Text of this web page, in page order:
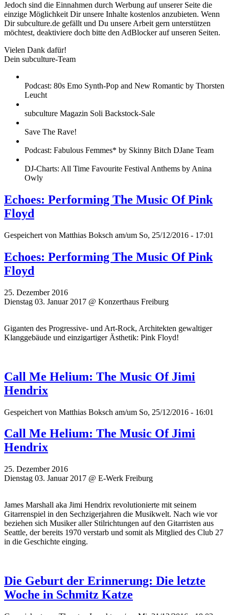
Jedoch sind die Einnahmen durch Werbung auf unserer Seite die
einzige Möglichkeit Dir unsere Inhalte kostenlos anzubieten. Wenn
Dir subculture.de gefällt und Du unsere Arbeit gern unterstützen
möchtest, deaktiviere doch bitte den AdBlocker auf unseren Seiten.
Vielen Dank dafür!
Dein subculture-Team
Podcast: 80s Emo Synth-Pop and New Romantic by Thorsten
Leucht
subculture Magazin Soli Backstock-Sale
Save The Rave!
Podcast: Fabulous Femmes* by Skinny Bitch DJane Team
DJ-Charts: All Time Favourite Festival Anthems by Anina
Owly
Echoes: Performing The Music Of Pink
Floyd
Gespeichert von Matthias Boksch am/um So, 25/12/2016 - 17:01
Echoes: Performing The Music Of Pink
Floyd
25. Dezember 2016
Dienstag 03. Januar 2017 @ Konzerthaus Freiburg
Giganten des Progressive- und Art-Rock, Architekten gewaltiger
Klanggebäude und einzigartiger Ästhetik: Pink Floyd!
Call Me Helium: The Music Of Jimi
Hendrix
Gespeichert von Matthias Boksch am/um So, 25/12/2016 - 16:01
Call Me Helium: The Music Of Jimi
Hendrix
25. Dezember 2016
Dienstag 03. Januar 2017 @ E-Werk Freiburg
James Marshall aka Jimi Hendrix revolutionierte mit seinem
Gitarrenspiel in den Sechzigerjahren die Musikwelt. Nach wie vor
beziehen sich Musiker aller Stilrichtungen auf den Gitarristen aus
Seattle, der bereits 1970 verstarb und somit als Mitglied des Club 27
in die Geschichte einging.
Die Geburt der Erinnerung: Die letzte
Woche in Schmitz Katze